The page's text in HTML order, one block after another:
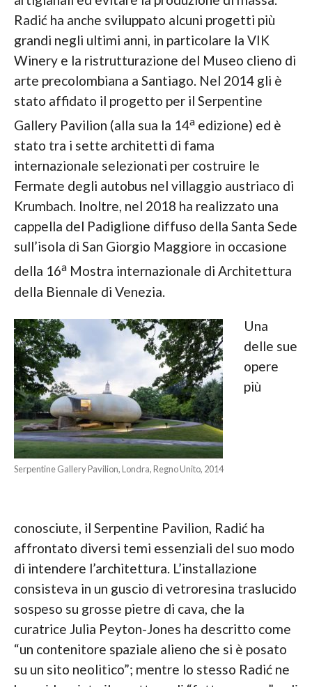
Radić ha anche sviluppato alcuni progetti più
grandi negli ultimi anni, in particolare la VIK
Winery e la ristrutturazione del Museo clieno di
arte precolombiana a Santiago. Nel 2014 gli è
stato affidato il progetto per il Serpentine
Gallery Pavilion (alla sua la 14aedizione) ed è
stato tra i sette architetti di fama
internazionale selezionati per costruire le
Fermate degli autobus nel villaggio austriaco di
Krumbach. Inoltre, nel 2018 ha realizzato una
cappella del Padiglione diffuso della Santa Sede
sull’isola di San Giorgio Maggiore in occasione
della 16aMostra internazionale di Architettura
della Biennale di Venezia.
Serpentine Gallery Pavilion, Londra, Regno Unito, 2014
Una
delle sue
opere
più
conosciute, il Serpentine Pavilion, Radić ha
affrontato diversi temi essenziali del suo modo
di intendere l’architettura. L’installazione
consisteva in un guscio di vetroresina traslucido
sospeso su grosse pietre di cava, che la
curatrice Julia Peyton-Jones ha descritto come
“un contenitore spaziale alieno che si è posato
su un sito neolitico”; mentre lo stesso Radić ne